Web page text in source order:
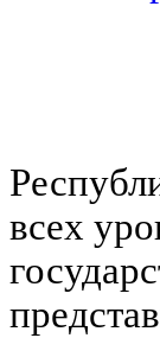
всех